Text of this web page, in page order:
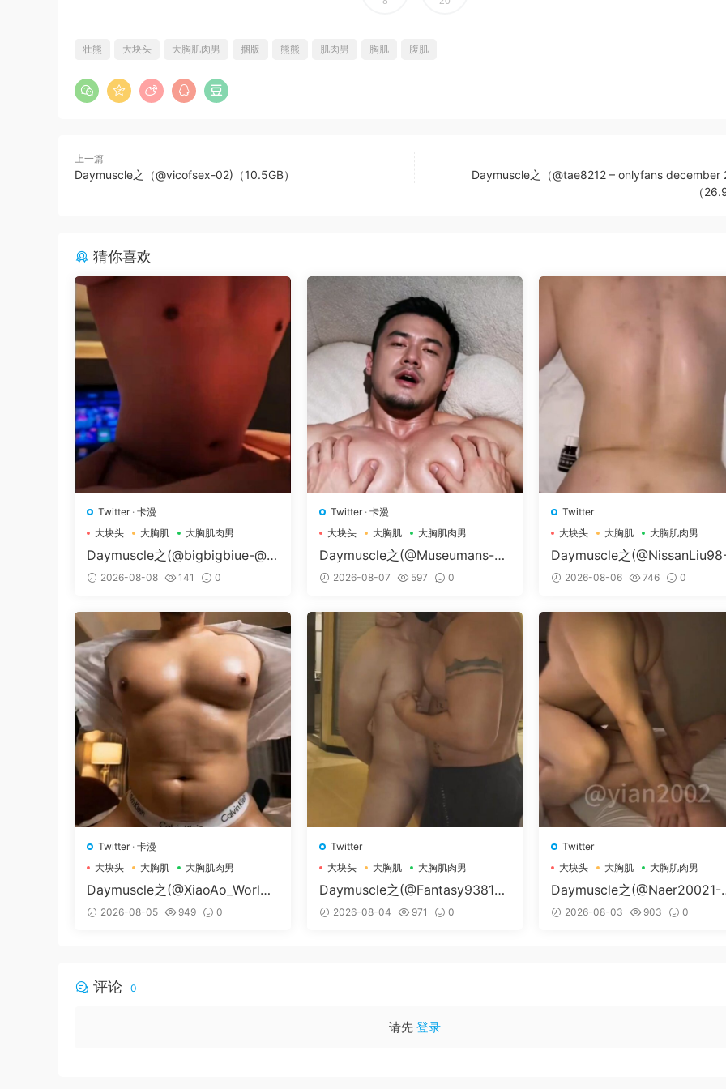
壮熊 大块头 大胸肌肉男 捆版 熊熊 肌肉男 胸肌 腹肌
上一篇
Daymuscle之（@vicofsex-02)（10.5GB）
Daymuscle之（@tae8212 – onlyfans december
（
猜你喜欢
Twitter· 卡漫
大块头
大胸肌 大胸肌肉男
Daymuscle之(@bigbigbiue-@B
Bb）2026-08-08 141 0
Twitter· 卡漫
大块头
大胸肌 大胸肌肉男
Daymuscle之(@Museumans-@
Museuman）
2026-08-07 597 0
Twitter
大块头
大胸肌 大胸肌肉男
Daymuscle之
Nissan98）
2026-08-06 746 0
Twitter· 卡漫
大块头
大胸肌 大胸肌肉男
Daymuscle之(@XiaoAo_World-
@XiaoAo.art）
2026-08-05 949 0
Twitter
大块头
大胸肌 大胸肌肉男
Daymuscle之(@Fantasy938155
79-@孔控Kong）
2026-08-04 971 0
Twitter
大块头
大胸肌 大胸肌肉男
Daymuscle之(@Naer20021-
纳尔）
2026-08-03 903 0
评论 0
请先 登录